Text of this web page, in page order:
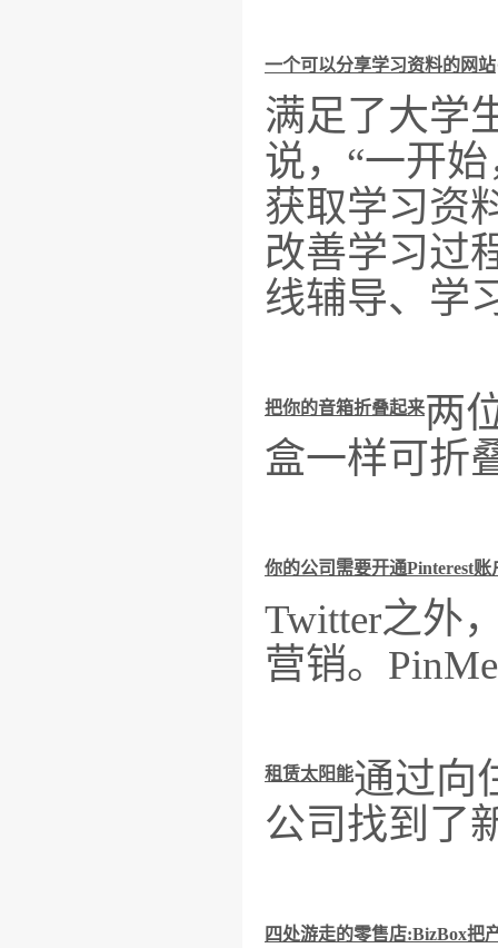
一个可以分享学习资料的网站
满足了大学
说，“一开
获取学习资
改善学习过
线辅导、学
把你的音箱折叠起来两
盒一样可折
你的公司需要开通Pinterest账
Twitter之外
营销。
租赁太阳能通过向
公司找到了
四处游走的零售店:BizBox把